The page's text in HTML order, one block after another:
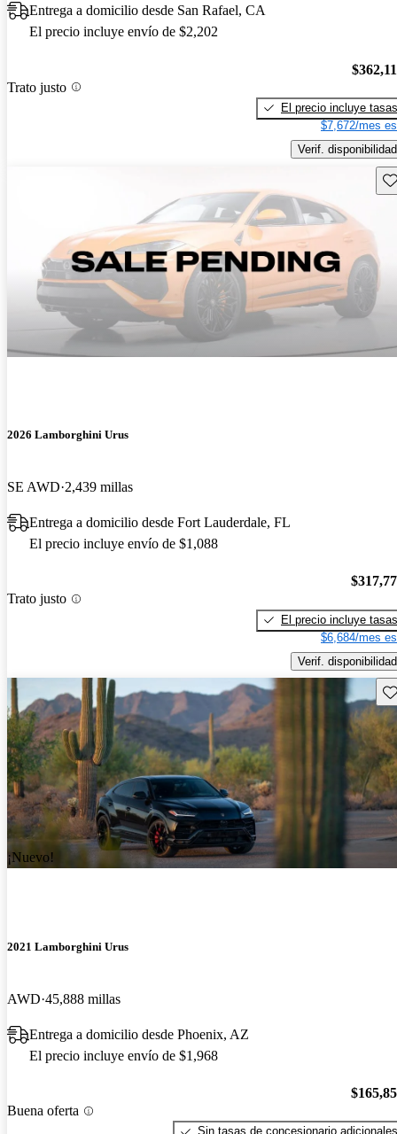
Entrega a domicilio desde San Rafael, CA
El precio incluye envío de $2,202
Trato justo
El precio incluye tasas
$7,672/mes
Verif. disponibilidad
2026 Lamborghini Urus
SE AWD 2,439 millas
Entrega a domicilio desde Fort Lauderdale, FL
El precio incluye envío de $1,088
Trato justo
El precio incluye tasas
$6,684/mes
Verif. disponibilidad
¡Nuevo!
2021 Lamborghini Urus
AWD 45,888 millas
Entrega a domicilio desde Phoenix, AZ
El precio incluye envío de $1,968
Buena oferta
Sin tasas de concesionario adicionales